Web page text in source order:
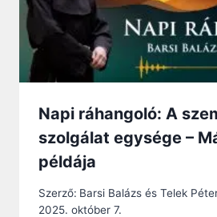
Napi ráhangoló: A
szolgálat egysége –
példája
Szerző: Barsi Balázs és Telek
2025. október 7.